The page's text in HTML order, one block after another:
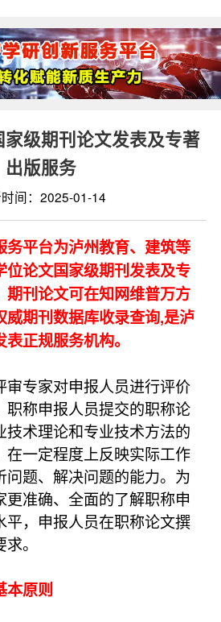
级期刊论文发表及专著
出版服务
间：2025-01-14
务平台为泸州教育、建筑等
位论文国家级期刊发表及专
期刊论文可在知网维普万方
威期刊数据库收录查询,是泸
正规服务机构。
审专家对申报人员进行评价
职称申报人员提交的职称论
技术理论和专业技术方法的
在一定程度上反映实际工作
问题、解决问题的能力。为
更准确、全面的了解职称申
平，申报人员在职称论文撰
。
本原则